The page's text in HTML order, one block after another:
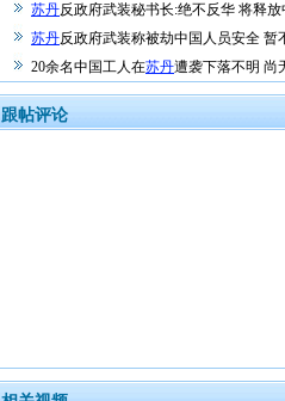
苏丹反政府武装秘书长:绝不反华 将释放
苏丹反政府武装称被劫中国人员安全 暂
20余名中国工人在苏丹遭袭下落不明 尚
跟帖评论